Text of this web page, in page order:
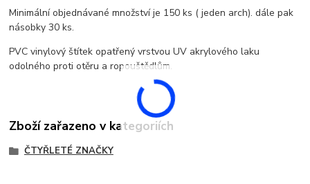
Minimální objednávané množství je 150 ks ( jeden arch). dále pak
násobky 30 ks.
PVC vinylový štítek opatřený vrstvou UV akrylového laku
odolného proti otěru a ropouštědlům.
Zboží zařazeno v kategoriích
ČTYŘLETÉ ZNAČKY